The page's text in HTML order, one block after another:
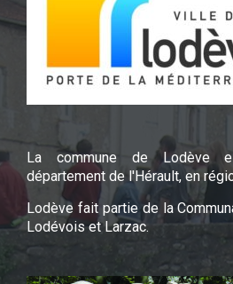
La commune de Lodève
département de l'Hérault, en
Lodève fait partie de la
Lodévois et Larzac.